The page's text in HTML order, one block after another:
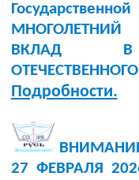
ВКЛАД В
Подробности.
27 ФЕВРАЛЯ